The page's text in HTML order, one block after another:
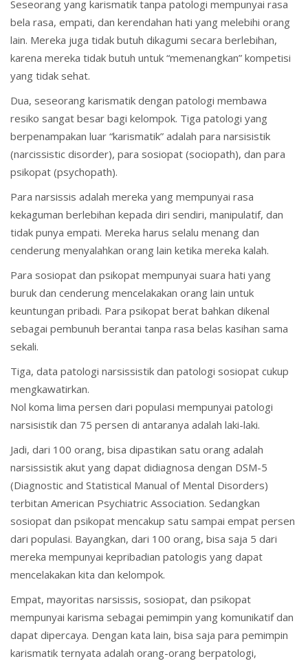
Seseorang yang karismatik tanpa patologi mempunyai rasa
bela rasa, empati, dan kerendahan hati yang melebihi orang
lain. Mereka juga tidak butuh dikagumi secara berlebihan,
karena mereka tidak butuh untuk “memenangkan” kompetisi
yang tidak sehat.
Dua, seseorang karismatik dengan patologi membawa
resiko sangat besar bagi kelompok. Tiga patologi yang
berpenampakan luar “karismatik” adalah para narsisistik
(narcissistic disorder), para sosiopat (sociopath), dan para
psikopat (psychopath).
Para narsissis adalah mereka yang mempunyai rasa
kekaguman berlebihan kepada diri sendiri, manipulatif, dan
tidak punya empati. Mereka harus selalu menang dan
cenderung menyalahkan orang lain ketika mereka kalah.
Para sosiopat dan psikopat mempunyai suara hati yang
buruk dan cenderung mencelakakan orang lain untuk
keuntungan pribadi. Para psikopat berat bahkan dikenal
sebagai pembunuh berantai tanpa rasa belas kasihan sama
sekali.
Tiga, data patologi narsissistik dan patologi sosiopat cukup
mengkawatirkan.
Nol koma lima persen dari populasi mempunyai patologi
narsisistik dan 75 persen di antaranya adalah laki-laki.
Jadi, dari 100 orang, bisa dipastikan satu orang adalah
narsissistik akut yang dapat didiagnosa dengan DSM-5
(Diagnostic and Statistical Manual of Mental Disorders)
terbitan American Psychiatric Association. Sedangkan
sosiopat dan psikopat mencakup satu sampai empat persen
dari populasi. Bayangkan, dari 100 orang, bisa saja 5 dari
mereka mempunyai kepribadian patologis yang dapat
mencelakakan kita dan kelompok.
Empat, mayoritas narsissis, sosiopat, dan psikopat
mempunyai karisma sebagai pemimpin yang komunikatif dan
dapat dipercaya. Dengan kata lain, bisa saja para pemimpin
karismatik ternyata adalah orang-orang berpatologi,